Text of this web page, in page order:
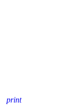
print